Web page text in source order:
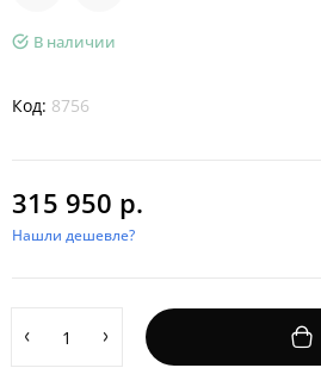
В наличии
Код: 8756
315 950 р.
Нашли дешевле?